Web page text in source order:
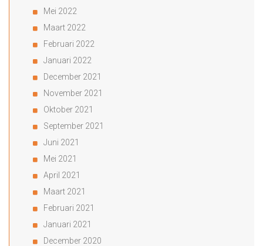
Mei 2022
Maart 2022
Februari 2022
Januari 2022
December 2021
November 2021
Oktober 2021
September 2021
Juni 2021
Mei 2021
April 2021
Maart 2021
Februari 2021
Januari 2021
December 2020